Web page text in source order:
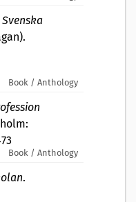
Svenska
Book / Anthology
Book / Anthology
.